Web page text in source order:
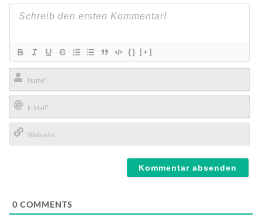
{} [+]
Name*
E-
Mail*
0 COMMENTS